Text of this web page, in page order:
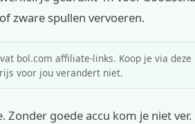
zware spullen vervoeren.
bol.com affiliate-links. Koop je via
voor jou verandert niet.
Zonder goede accu kom je niet ver.